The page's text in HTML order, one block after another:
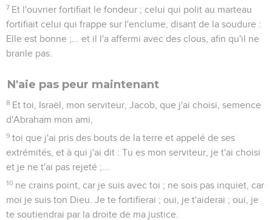
7 Et l'ouvrier fortifiait le fondeur ; celui qui polit au marteau
fortifiait celui qui frappe sur l'enclume, disant de la soudure :
Elle est bonne ;... et il l'a affermi avec des clous, afin qu'il ne
branle pas.
N'aie pas peur maintenant
8 Et toi, Israël, mon serviteur, Jacob, que j'ai choisi, semence
d'Abraham mon ami,
9 toi que j'ai pris des bouts de la terre et appelé de ses
extrémités, et à qui j'ai dit : Tu es mon serviteur, je t'ai choisi
et je ne t'ai pas rejeté ;...
10 ne crains point, car je suis avec toi ; ne sois pas inquiet, car
moi je suis ton Dieu. Je te fortifierai ; oui, je t'aiderai ; oui, je
te soutiendrai par la droite de ma justice.